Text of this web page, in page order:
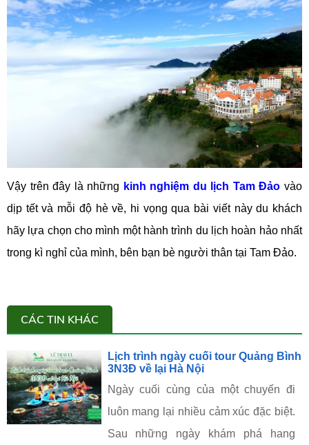
Vậy trên đây là những kinh nghiệm du lịch Tam Đảo vào
dịp tết và mỗi độ hè về, hi vọng qua bài viết này du khách
hãy lựa chọn cho mình một hành trình du lịch hoàn hảo nhất
trong kì nghỉ của mình, bên bạn bè người thân tại Tam Đảo.
CÁC TIN KHÁC
Lịch trình ngày cuối tour Quảng Bình
3N3Đ về lại Hà Nội
Ngày cuối cùng của một chuyến đi
luôn mang lại nhiều cảm xúc đặc biệt.
Sau những ngày khám phá hang